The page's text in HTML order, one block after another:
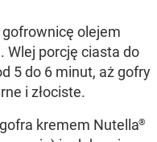
olejem
Wlej porcję ciasta do
5 do 6 minut, aż gofry
i złociste.
kremem Nutella®